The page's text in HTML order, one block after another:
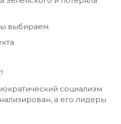
выбираем
социализм
а его лидеры